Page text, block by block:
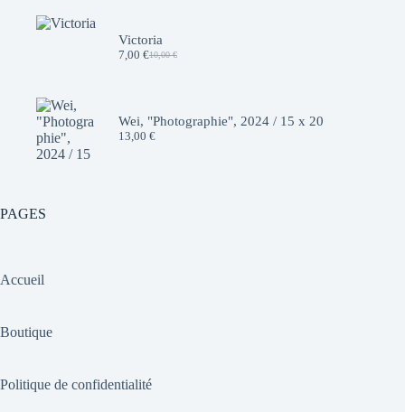
10,00 €.
7,00 €.
Victoria
10,00€
Le
10,00 €.
7,00 €Le
7,00 €.
Wei, "Photographie", 2024 / 15 x 20
13,00 €
PAGES
Accueil
Boutique
Politique de confidentialité